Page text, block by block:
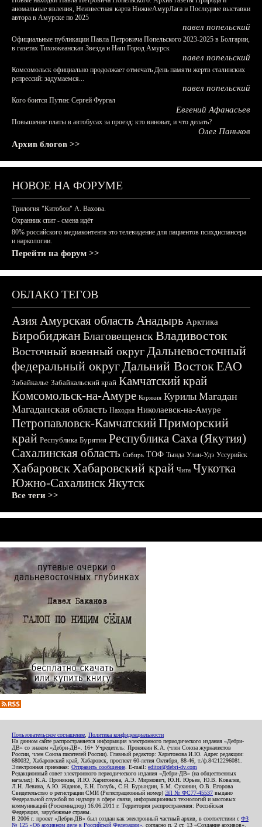
аномальные явления, Неизвестная карта НижнеАмурЛага и Последние выставки
автора в Амурске по 2025
павел попельский
Официальные публикации Павла Петровича Попельского 2023-2025 в Болгарии,
в газетах Тихоокеанская Звезда и Наш Город Амурск
павел попельский
Комсомольск официально продолжает отмечать День памяти жертв сталинских
репрессий: задумаемся...
павел попельский
Кого боится Путин: Сергей Фургал
Евгений Афанасьев
Повышение платы в автобусах за проезд: кто виноват, и что делать?
Олег Паньков
Архив блогов >>
НОВОЕ НА ФОРУМЕ
Трилогия "Китобои" А. Вахова.
Охранник спит - смена идёт
80% российского медиаконтента это телевидение для пациентов психдиспансера
и наркологии.
Перейти на форум >>
ОБЛАКО ТЕГОВ
АзияАмурская область Анадырь Арктика
БиробиджанБлаговещенскВладивосток
Восточный военный округДальневосточный
федеральный округДальний ВостокЕАО
Забайкалье Забайкальский край Камчатский край
Комсомольск-на-Амуре Корякия Курилы Магадан
Магаданская область Находка Николаевск-на-Амуре
Петропавловск-КамчатскийПриморский
край Республика Бурятия Республика Саха (Якутия)
Сахалинская область Сибирь ТОФ Тында Улан-Удэ Уссурийск
ХабаровскХабаровский край Чита Чукотка
Южно-СахалинскЯкутск
Все теги >>
Пользовательское соглашение Политика конфиденциальности
На данном сайте распространяется информация электронного периодического издания «Дебри-
ДВ» со знаком «Дебри-ДВ». 16+ Учредитель: Пронякин К.А. (член Союза журналистов
России, член Союза писателей России). Главный редактор: Харитонова И.Ю. Адрес редакции:
680032, Хабаровский край, Хабаровск, проспект 60-летия Октября, 88-46, т./ф.84212296081.
Электронная приемная: Отправить сообщение . E-mail: editor@debri-dv.com
Редакционный совет электронного периодического издания «Дебри-ДВ» (на общественных
началах): К.А. Пронякин, И.Ю. Харитонова, А.Э. Мирмович, Ю.Н. Юрьев, Ю.В. Ковалев,
Л.Н. Левина, А.Ю. Жданов, Е.Н. Голубь, С.Н. Бурындин, Б.М. Сухинин, О.В. Егорова
Свидетельство о регистрации СМИ (Регистрационный номер) ЭЛ № ФС77-45537 выдано
Федеральной службой по надзору в сфере связи, информационных технологий и массовых
коммуникаций (Роскомнадзор) 16.06.2011 г. Территория распространения: Российская
Федерация, зарубежные страны.
В 2006 г. проект «Дебри-ДВ» был создан как электронный частный архив, в соответствии с ФЗ
№ 125 «Об архивном деле в Российской Федерации» , согласно п. 2 ст. 13 «Создание архивов».